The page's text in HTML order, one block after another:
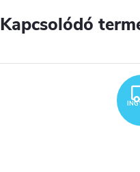
Kapcsolódó